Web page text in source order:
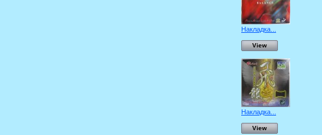
Накладка...
View
Накладка...
View